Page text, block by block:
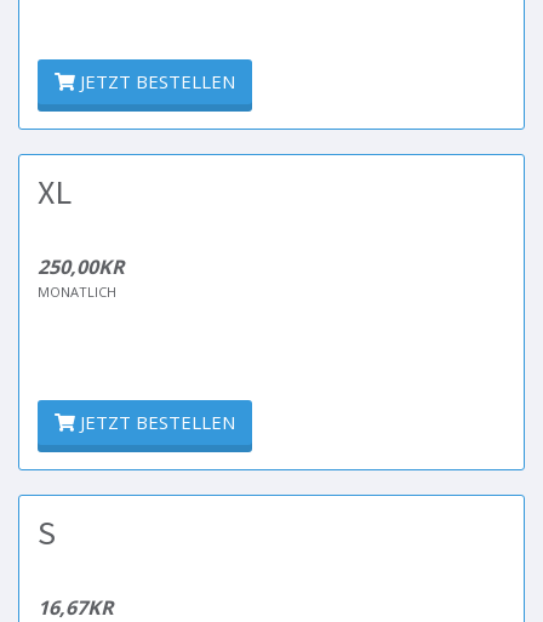
JETZT BESTELLEN
XL
250,00KR
MONATLICH
JETZT BESTELLEN
S
16,67KR